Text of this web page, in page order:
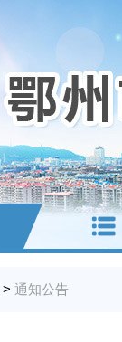
> 通知公告